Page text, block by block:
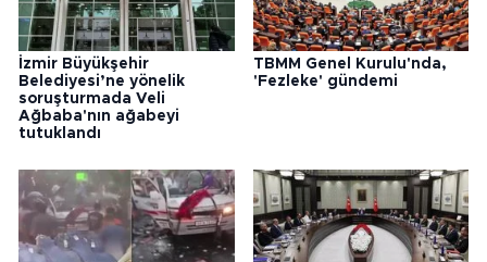
İzmir Büyükşehir
Belediyesi’ne yönelik
soruşturmada Veli
Ağbaba'nın ağabeyi
tutuklandı
TBMM Genel Kurulu'nda,
'Fezleke' gündemi